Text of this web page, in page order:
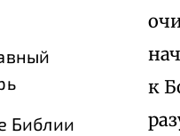
Библии
к